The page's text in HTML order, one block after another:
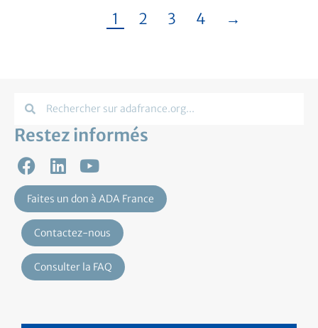
1 2 3 4 →
Restez informés
Faites un don à ADA France
Contactez-nous
Consulter la FAQ